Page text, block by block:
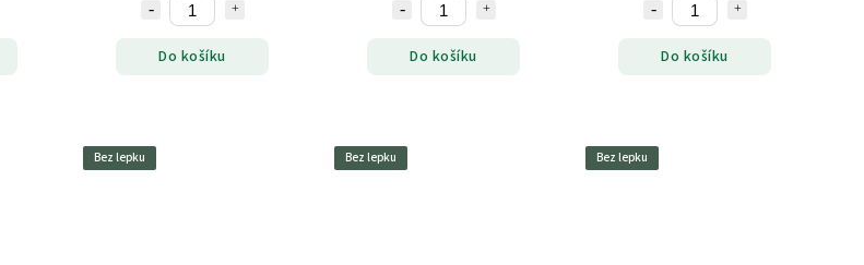
Do košíku Do košíku Do košíku
Bez lepku Bez lepku Bez lepku